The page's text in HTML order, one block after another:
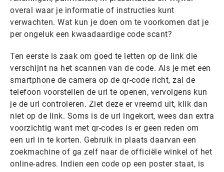
overal waar je informatie of instructies kunt
verwachten. Wat kun je doen om te voorkomen dat je
per ongeluk een kwaadaardige code scant?
Ten eerste is zaak om goed te letten op de link die
verschijnt na het scannen van de code. Als je met een
smartphone de camera op de qr-code richt, zal de
telefoon voorstellen de url te openen, vervolgens kun
je de url controleren. Ziet deze er vreemd uit, klik dan
niet op de link. Soms is de url ingekort, wees dan extra
voorzichtig want met qr-codes is er geen reden om
een url in te korten. Gebruik in plaats daarvan een
zoekmachine of ga zelf naar de officiële winkel of het
online-adres. Indien een code op een poster staat, is